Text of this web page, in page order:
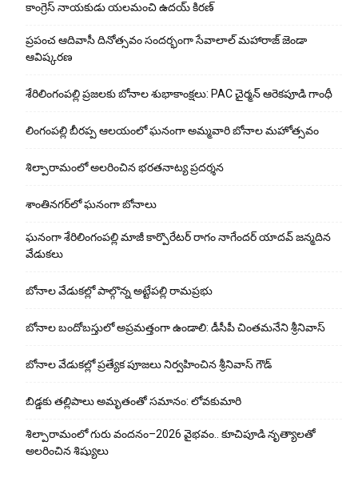
కాంగ్రెస్ నాయకుడు యలమంచి ఉదయ్ కిరణ్
ప్రపంచ ఆదివాసీ దినోత్సవం సందర్భంగా సేవాలాల్ మహారాజ్ జెండా
ఆవిష్కరణ
శేరిలింగంపల్లి ప్రజలకు బోనాల శుభాకాంక్షలు: PAC చైర్మన్ ఆరెకపూడి గాంధీ
లింగంపల్లి బీరప్ప ఆలయంలో ఘనంగా అమ్మవారి బోనాల మహోత్సవం
శిల్పారామంలో అలరించిన భరతనాట్య ప్రదర్శన
శాంతిన‌గ‌ర్‌లో ఘ‌నంగా బోనాలు
ఘనంగా శేరిలింగంపల్లి మాజీ కార్పొరేటర్ రాగం నాగేందర్ యాదవ్ జన్మదిన
వేడుకలు
బోనాల వేడుక‌ల్లో పాల్గొన్న అట్టేప‌ల్లి రామ‌ప్ర‌భు
బోనాల బందోబస్తులో అప్రమత్తంగా ఉండాలి: డీసీపీ చింతమనేని శ్రీనివాస్‌
బోనాల వేడుకల్లో ప్రత్యేక పూజలు నిర్వహించిన శ్రీనివాస్ గౌడ్
బిడ్డ‌కు త‌ల్లిపాలు అమృతంతో స‌మానం: లోవ‌కుమారి
శిల్పారామంలో గురు వందనం–2026 వైభవం.. కూచిపూడి నృత్యాలతో
అలరించిన శిష్యులు